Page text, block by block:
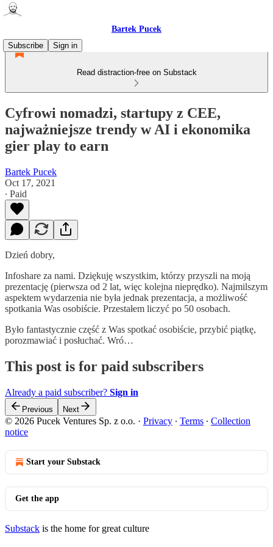
Bartek Pucek
Subscribe
Sign in
Read distraction-free on Substack
Cyfrowi nomadzi, startupy z CEE,
najważniejsze trendy w AI i ekonomika
gier play to earn
Bartek Pucek
Oct 17, 2021
∙ Paid
Dzień dobry,
Infoshare za nami. Dziękuję wszystkim, którzy przyszli na moją
prezentację (pierwsza od 2 lat, więc kolejna nieprędko). Najmilszym
aspektem wydarzenia nie była jednak prezentacja, a możliwość
spotkania Was osobiście. Przestałem liczyć po 50 osobach.
Było fantastycznie część z Was spotkać osobiście, przybić piątkę,
porozmawiać i posłuchać. Wró…
This post is for paid subscribers
Already a paid subscriber? Sign in
Previous Next
© 2026 Pucek Ventures Sp. z o.o. · Privacy ∙ Terms ∙ Collection
notice
Start your Substack
Get the app
Substack is the home for great culture